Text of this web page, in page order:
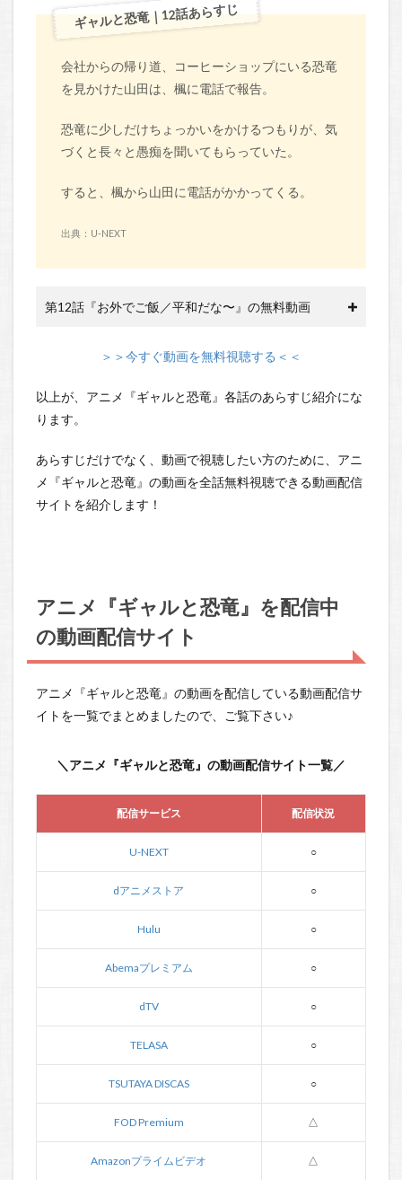
ギャルと恐竜｜12話あらすじ
会社からの帰り道、コーヒーショップにいる恐竜
を見かけた山田は、楓に電話で報告。
恐竜に少しだけちょっかいをかけるつもりが、気
づくと長々と愚痴を聞いてもらっていた。
すると、楓から山田に電話がかかってくる。
出典：U-NEXT
第12話『お外でご飯／平和だな〜』の無料動画
＞＞今すぐ動画を無料視聴する＜＜
以上が、アニメ『ギャルと恐竜』各話のあらすじ紹介にな
ります。
あらすじだけでなく、動画で視聴したい方のために、アニ
メ『ギャルと恐竜』の動画を全話無料視聴できる動画配信
サイトを紹介します！
アニメ『ギャルと恐竜』を配信中
の動画配信サイト
アニメ『ギャルと恐竜』の動画を配信している動画配信サ
イトを一覧でまとめましたので、ご覧下さい♪
＼アニメ『ギャルと恐竜』の動画配信サイト一覧／
配信サービス 配信状況
U-NEXT ○
dアニメストア ○
Hulu ○
Abemaプレミアム ○
dTV ○
TELASA ○
TSUTAYA DISCAS ○
FOD Premium △
Amazonプライムビデオ △